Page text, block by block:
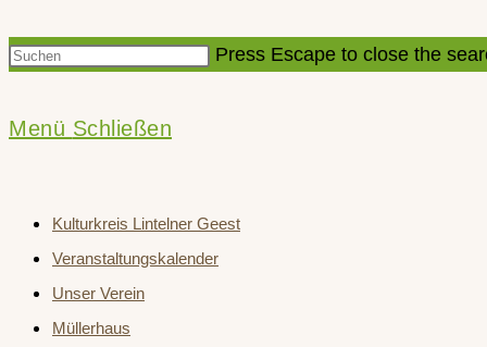
Press Escape to close the
Menü Schließen
Kulturkreis Lintelner Geest
Veranstaltungskalender
Unser Verein
Müllerhaus